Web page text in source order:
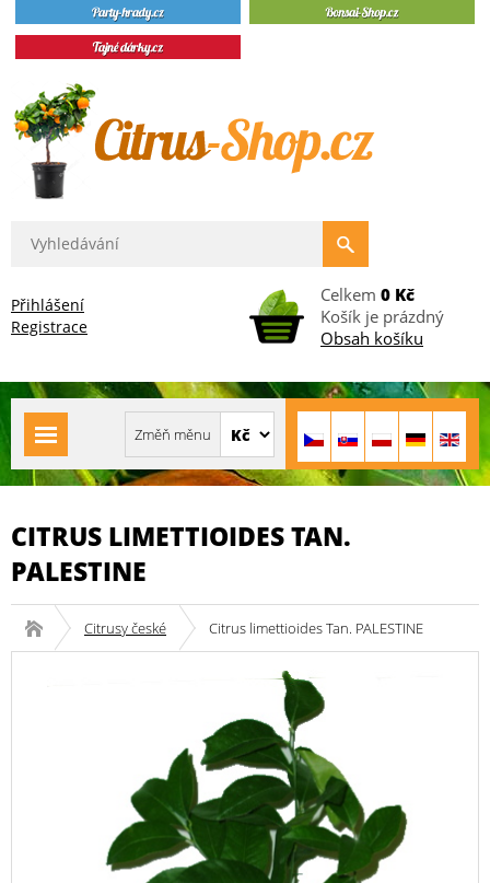
Přihlášení
Registrace
Celkem 0 Kč
Košík je prázdný
Obsah košíku
CITRUS LIMETTIOIDES TAN.
PALESTINE
Citrusy české Citrus limettioides Tan. PALESTINE